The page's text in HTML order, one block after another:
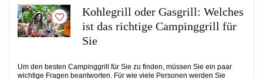
Kohlegrill oder Gasgrill: Welches
ist das richtige Campinggrill für
Sie
Um den besten Campinggrill für Sie zu finden, müssen Sie ein paar
wichtige Fragen beantworten. Für wie viele Personen werden Sie